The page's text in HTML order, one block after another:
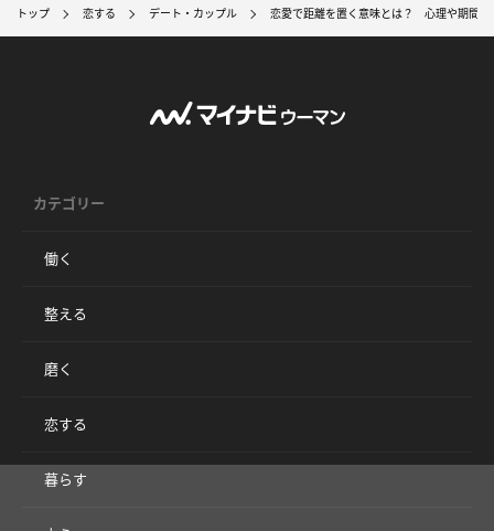
トップ 恋する デート・カップル 恋愛で距離を置く意味とは？ 心理や期間を
カテゴリー
働く
整える
磨く
恋する
暮らす